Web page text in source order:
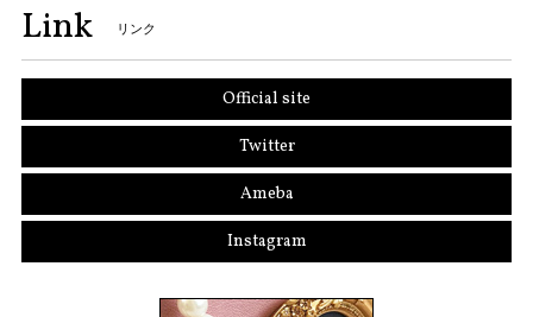
Link リンク
Official site
Twitter
Ameba
Instagram